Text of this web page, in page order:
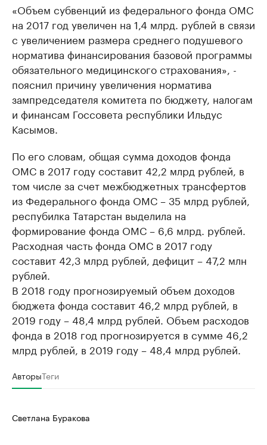
«Объем субвенций из федерального фонда ОМС
на 2017 год увеличен на 1,4 млрд. рублей в связи
с увеличением размера среднего подушевого
норматива финансирования базовой программы
обязательного медицинского страхования», -
пояснил причину увеличения норматива
зампредседателя комитета по бюджету, налогам
и финансам Госсовета республики Ильдус
Касымов.
По его словам, общая сумма доходов фонда
ОМС в 2017 году составит 42,2 млрд рублей, в
том числе за счет межбюджетных трансфертов
из Федерального фонда ОМС – 35 млрд рублей,
респубилка Татарстан выделила на
формирование фонда ОМС – 6,6 млрд. рублей.
Расходная часть фонда ОМС в 2017 году
составит 42,3 млрд рублей, дефицит – 47,2 млн
рублей.
В 2018 году прогнозируемый объем доходов
бюджета фонда составит 46,2 млрд рублей, в
2019 году – 48,4 млрд рублей. Объем расходов
фонда в 2018 год прогнозируется в сумме 46,2
млрд рублей, в 2019 году – 48,4 млрд рублей.
АвторыТеги
Светлана Буракова